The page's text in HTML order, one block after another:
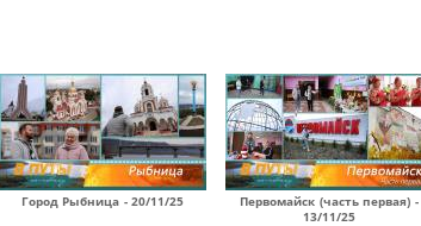
Город Рыбница - 20/11/25
Первомайск (часть первая) -
13/11/25